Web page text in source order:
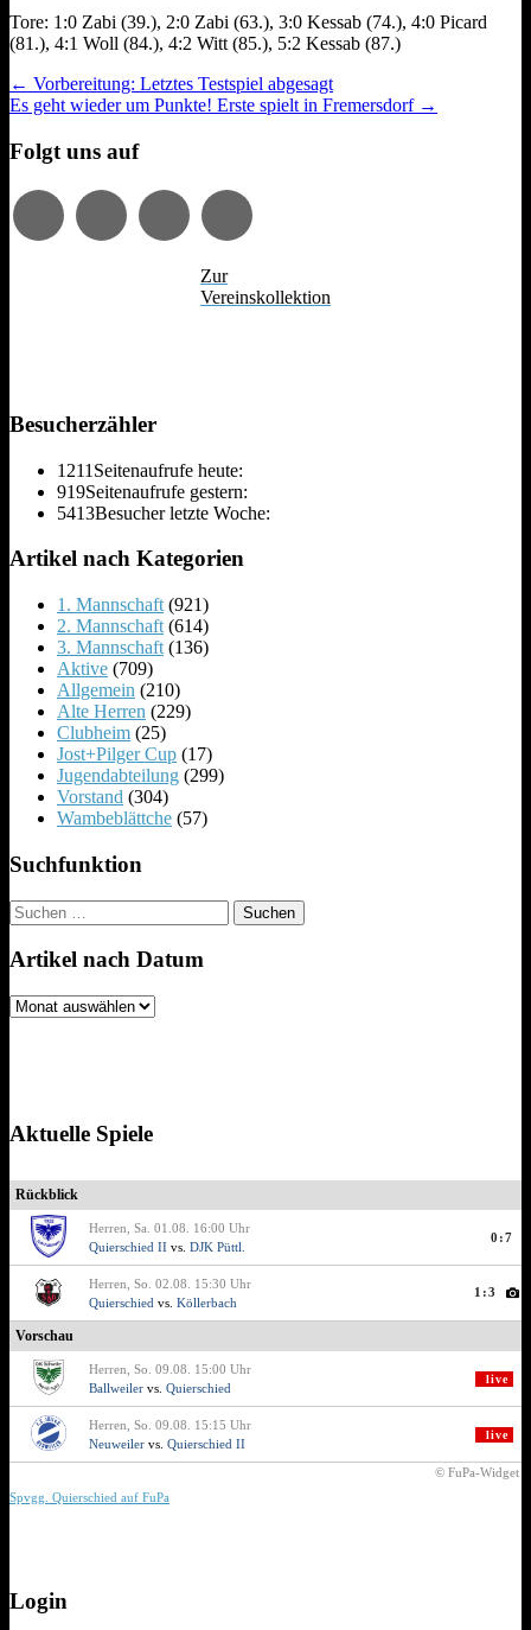
Tore: 1:0 Zabi (39.), 2:0 Zabi (63.), 3:0 Kessab (74.), 4:0 Picard
(81.), 4:1 Woll (84.), 4:2 Witt (85.), 5:2 Kessab (87.)
Post
navigation
← Vorbereitung: Letztes Testspiel abgesagt
Es geht wieder um Punkte! Erste spielt in Fremersdorf →
Folgt uns auf
Zur
Vereinskollektion
Besucherzähler
1211 Seitenaufrufe heute:
919Seitenaufrufe gestern:
5413Besucher letzte Woche:
Artikel nach Kategorien
1. Mannschaft (921)
2. Mannschaft (614)
3. Mannschaft (136)
Aktive (709)
Allgemein (210)
Alte Herren (229)
Clubheim (25)
Jost+Pilger Cup (17)
Jugendabteilung (299)
Vorstand (304)
Wambeblättche (57)
Suchfunktion
Suchen
nach:
Artikel nach Datum
Artikel
Aktuelle Spiele
Rückblick
Herren, Sa. 01.08. 16:00 Uhr
Quierschied II vs. DJK Püttl.
0:7
Herren, So. 02.08. 15:30 Uhr
Quierschied vs. Köllerbach
1:3
Vorschau
Herren, So. 09.08. 15:00 Uhr
Ballweiler vs. Quierschied
live
Herren, So. 09.08. 15:15 Uhr
Neuweiler vs. Quierschied II
live
© FuPa-Widget
Spvgg. Quierschied auf FuPa
Login